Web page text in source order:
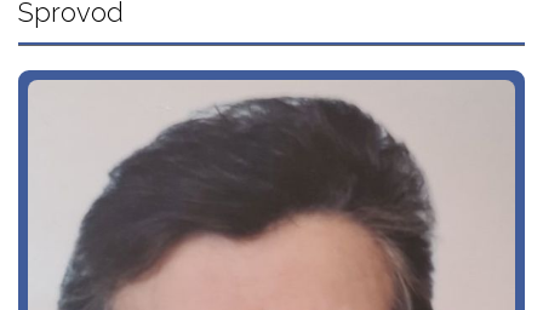
Sprovod